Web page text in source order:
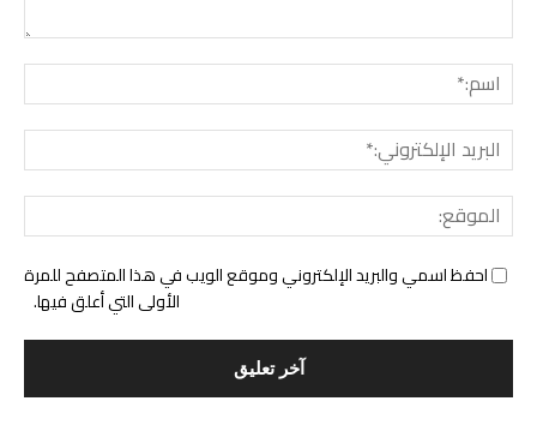
احفظ اسمي والبريد الإلكتروني وموقع الويب في هذا المتصفح للمرة
الأولى التي أعلق فيها.